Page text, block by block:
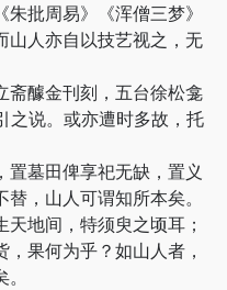
批周易》《浑僧三梦》
山人亦自以技艺视之，无
斋醵金刊刻，五台徐松龛
之说。或亦遭时多故，托
置墓田俾享祀无缺，置义
，山人可谓知所本矣。
地间，特须臾之顷耳；
果何为乎？如山人者，